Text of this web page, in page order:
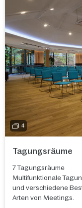
4
Tagungsräume
7 Tagungsräume
Multifunktionale
und verschiedene
Arten von Meetings.